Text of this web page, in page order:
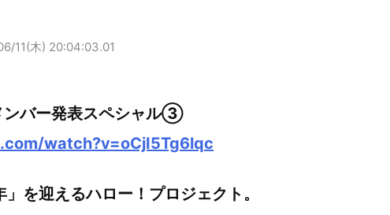
11(木) 20:04:03.01
ンバー発表スペシャル③
watch?v=oCjI5Tg6lqc
を迎えるハロー！プロジェクト。